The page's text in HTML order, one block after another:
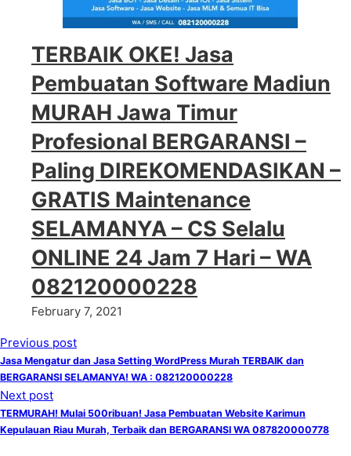
TERBAIK OKE! Jasa
Pembuatan Software Madiun
MURAH Jawa Timur
Profesional BERGARANSI –
Paling DIREKOMENDASIKAN –
GRATIS Maintenance
SELAMANYA – CS Selalu
ONLINE 24 Jam 7 Hari – WA
082120000228
February 7, 2021
Previous post
Jasa Mengatur dan Jasa Setting WordPress Murah TERBAIK dan
BERGARANSI SELAMANYA! WA : 082120000228
Next post
TERMURAH! Mulai 500ribuan! Jasa Pembuatan Website Karimun
Kepulauan Riau Murah, Terbaik dan BERGARANSI WA 087820000778